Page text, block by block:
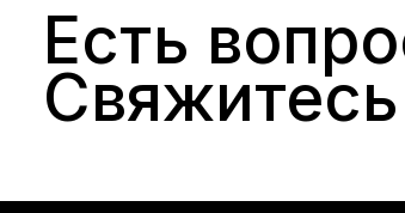
Есть